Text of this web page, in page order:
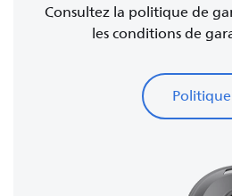
Consultez la politique de
les conditions de